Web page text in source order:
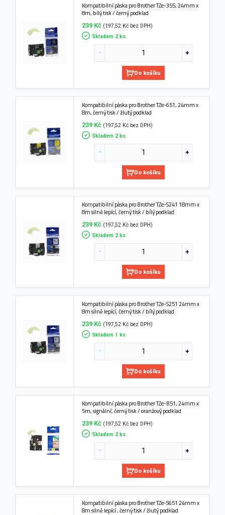
Kompatibilní páska pro Brother TZe-355, 24mm x
8m, bílý tisk / černý podklad
239 Kč (197,52 Kč bez DPH)
Skladem 2 ks
Do košíku
Kompatibilní páska pro Brother TZe-651, 24mm x
8m, černý tisk / žlutý podklad
239 Kč (197,52 Kč bez DPH)
Skladem 2 ks
Do košíku
Kompatibilní páska pro Brother TZe-S241 18mm x
8m silně lepící, černý tisk / bílý podklad
239 Kč (197,52 Kč bez DPH)
Skladem 2 ks
Do košíku
Kompatibilní páska pro Brother TZe-S251 24mm x
8m silně lepící, černý tisk / bílý podklad
239 Kč (197,52 Kč bez DPH)
Skladem 1 ks
Do košíku
Kompatibilní páska pro Brother TZe-B51, 24mm x
5m, signální, černý tisk / oranžový podklad
239 Kč (197,52 Kč bez DPH)
Skladem 2 ks
Do košíku
Kompatibilní páska pro Brother TZe-S651 24mm x
8m silně lepící , černý tisk / žlutý podklad